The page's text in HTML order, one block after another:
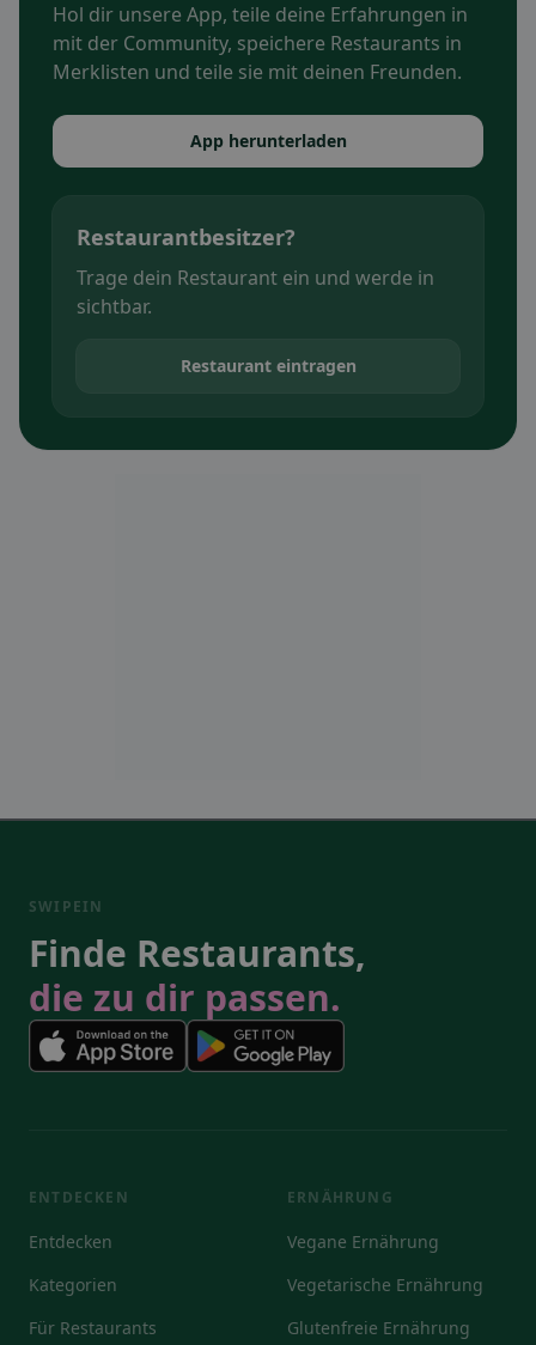
Hol dir unsere App, teile deine Erfahrungen in
mit der Community, speichere Restaurants in
Merklisten und teile sie mit deinen Freunden.
App herunterladen
Restaurantbesitzer?
Trage dein Restaurant ein und werde in
sichtbar.
Restaurant eintragen
SWIPEIN
Finde Restaurants,
die zu dir passen.
ENTDECKEN
Entdecken
Kategorien
Für Restaurants
ERNÄHRUNG
Vegane Ernährung
Vegetarische Ernährung
Glutenfreie Ernährung